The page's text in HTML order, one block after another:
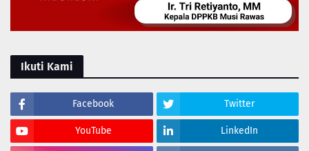
Ikuti Kami
Facebook Twitter
YouTube LinkedIn